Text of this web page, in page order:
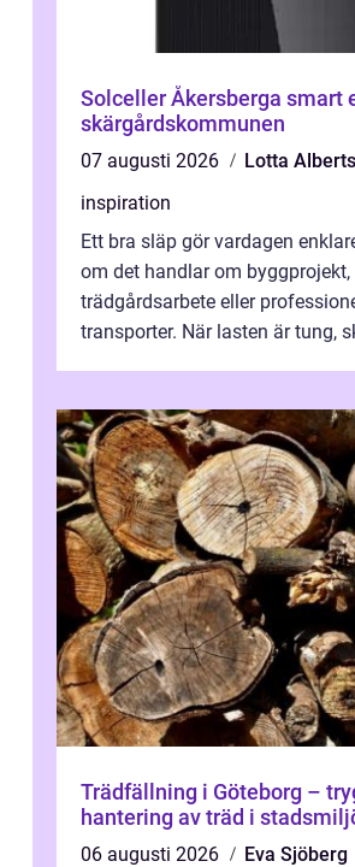
Solceller Åkersberga smart energival i
skärgårdskommunen
07 augusti 2026
Lotta
inspiration
Ett bra släp gör vardagen
om det handlar om byggprojekt,
trädgårdsarbete eller
transporter. När lasten är tung,
Trädfällning i Göteborg –
hantering av träd i
06 augusti 2026
Eva Sjöberg